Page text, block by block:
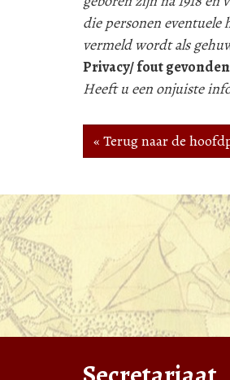
die personen
vermeld wordt als
Privacy/ fout
Heeft u een onjuiste
« Terug naar de